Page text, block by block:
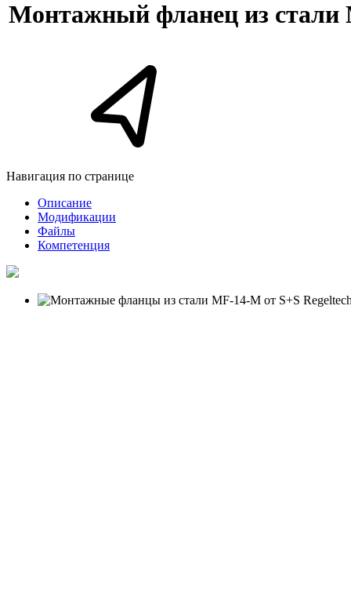
Монтажный фланец из стали
Навигация по странице
Описание
Модификации
Файлы
Компетенция